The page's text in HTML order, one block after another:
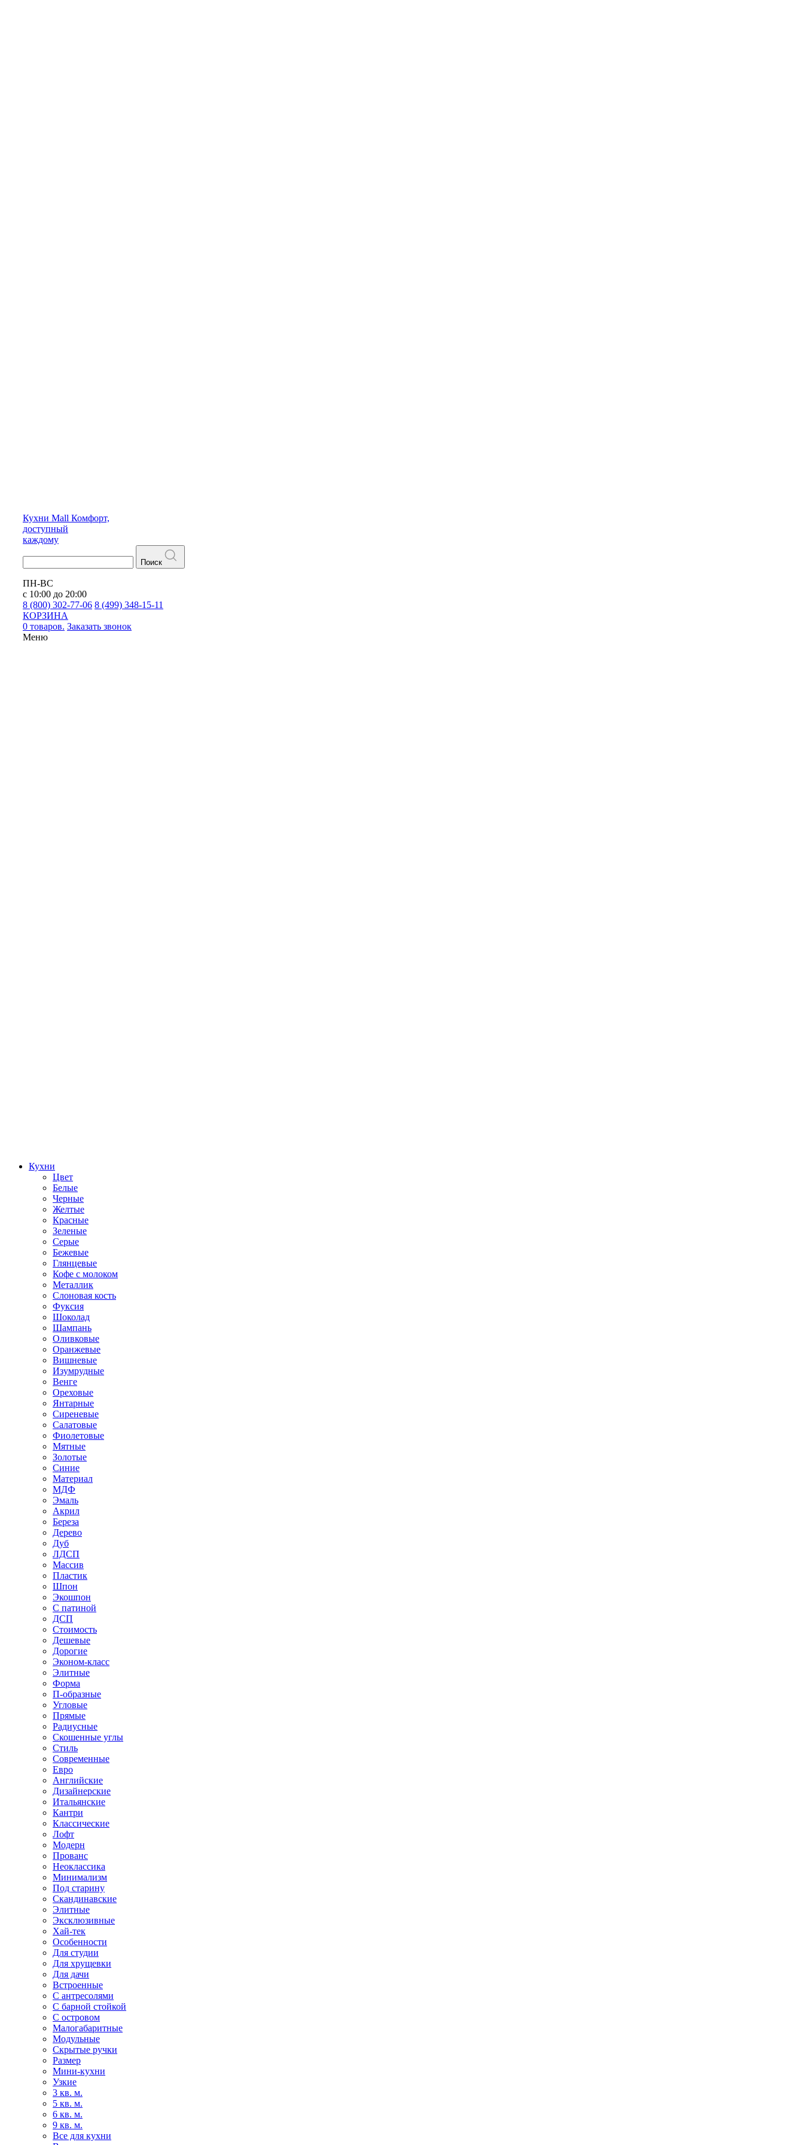
Кухни Mall Комфорт,
доступный
каждому
Поиск
ПН-ВС
с 10:00 до 20:00
8 (800) 302-77-06 8 (499) 348-15-11
КОРЗИНА
0 товаров. Заказать звонок
Меню
Кухни
Цвет
Белые
Черные
Желтые
Красные
Зеленые
Серые
Бежевые
Глянцевые
Кофе с молоком
Металлик
Слоновая кость
Фуксия
Шоколад
Шампань
Оливковые
Оранжевые
Вишневые
Изумрудные
Венге
Ореховые
Янтарные
Сиреневые
Салатовые
Фиолетовые
Мятные
Золотые
Синие
Материал
МДФ
Эмаль
Акрил
Береза
Дерево
Дуб
ЛДСП
Массив
Пластик
Шпон
Экошпон
С патиной
ДСП
Стоимость
Дешевые
Дорогие
Эконом-класс
Элитные
Форма
П-образные
Угловые
Прямые
Радиусные
Скошенные углы
Стиль
Современные
Евро
Английские
Дизайнерские
Итальянские
Кантри
Классические
Лофт
Модерн
Прованс
Неоклассика
Минимализм
Под старину
Скандинавские
Элитные
Эксклюзивные
Хай-тек
Особенности
Для студии
Для хрущевки
Для дачи
Встроенные
С антресолями
С барной стойкой
С островом
Малогабаритные
Модульные
Скрытые ручки
Размер
Мини-кухни
Узкие
3 кв. м.
5 кв. м.
6 кв. м.
9 кв. м.
Все для кухни